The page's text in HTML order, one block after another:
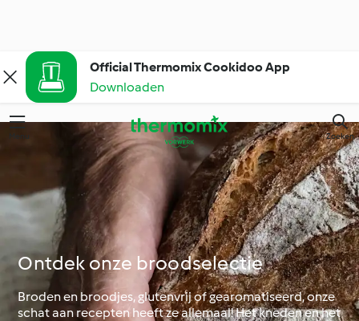
Official Thermomix Cookidoo App
Downloaden
Zoeken
Ontdek onze broodselectie
Broden en broodjes, glutenvrij of gearomatiseerd, onze
schat aan recepten heeft ze allemaal! Het kneden en het